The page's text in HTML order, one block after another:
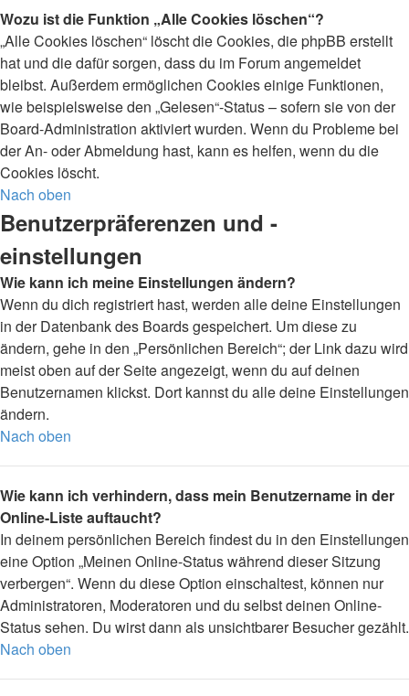
Wozu ist die Funktion „Alle Cookies löschen“?
„Alle Cookies löschen“ löscht die Cookies, die phpBB erstellt
hat und die dafür sorgen, dass du im Forum angemeldet
bleibst. Außerdem ermöglichen Cookies einige Funktionen,
wie beispielsweise den „Gelesen“-Status – sofern sie von der
Board-Administration aktiviert wurden. Wenn du Probleme bei
der An- oder Abmeldung hast, kann es helfen, wenn du die
Cookies löscht.
Nach oben
Benutzerpräferenzen und -
einstellungen
Wie kann ich meine Einstellungen ändern?
Wenn du dich registriert hast, werden alle deine Einstellungen
in der Datenbank des Boards gespeichert. Um diese zu
ändern, gehe in den „Persönlichen Bereich“; der Link dazu wird
meist oben auf der Seite angezeigt, wenn du auf deinen
Benutzernamen klickst. Dort kannst du alle deine Einstellungen
ändern.
Nach oben
Wie kann ich verhindern, dass mein Benutzername in der
Online-Liste auftaucht?
In deinem persönlichen Bereich findest du in den Einstellungen
eine Option „Meinen Online-Status während dieser Sitzung
verbergen“. Wenn du diese Option einschaltest, können nur
Administratoren, Moderatoren und du selbst deinen Online-
Status sehen. Du wirst dann als unsichtbarer Besucher gezählt.
Nach oben